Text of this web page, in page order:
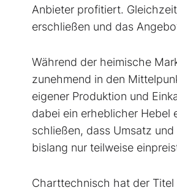
Anbieter profitiert.
erschließen und das
Während der heimische
zunehmend in den
eigener Produktion und
dabei ein erheblicher Hebel
schließen, dass Umsatz
bislang nur teilweise
Charttechnisch hat der